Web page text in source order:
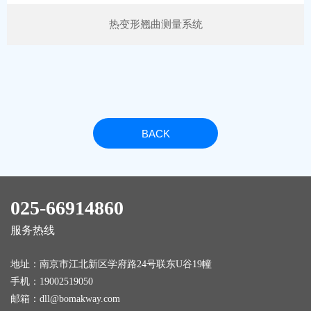
热变形翘曲测量系统
BACK
025-66914860
服务热线
地址：南京市江北新区学府路24号联东U谷19幢
手机： 19002519050
邮箱： dll@bomakway.com